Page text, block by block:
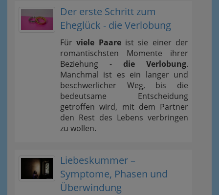
Der erste Schritt zum
Eheglück - die Verlobung
Fürviele Paareist sie einer der
romantischsten Momente ihrer
Beziehung - die Verlobung.
Manchmal ist es ein langer und
beschwerlicher Weg, bis die
bedeutsame Entscheidung
getroffen wird, mit dem Partner
den Rest des Lebens verbringen
zu wollen.
Liebeskummer –
Symptome, Phasen und
Überwindung